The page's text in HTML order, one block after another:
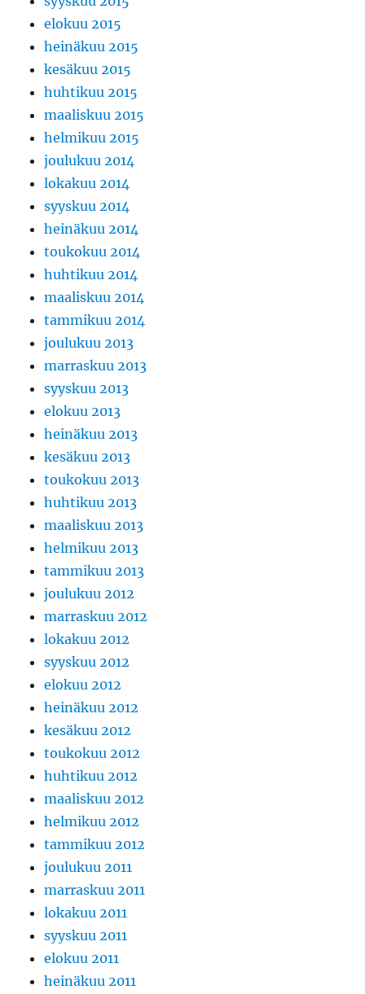
elokuu 2015
heinäkuu 2015
kesäkuu 2015
huhtikuu 2015
maaliskuu 2015
helmikuu 2015
joulukuu 2014
lokakuu 2014
syyskuu 2014
heinäkuu 2014
toukokuu 2014
huhtikuu 2014
maaliskuu 2014
tammikuu 2014
joulukuu 2013
marraskuu 2013
syyskuu 2013
elokuu 2013
heinäkuu 2013
kesäkuu 2013
toukokuu 2013
huhtikuu 2013
maaliskuu 2013
helmikuu 2013
tammikuu 2013
joulukuu 2012
marraskuu 2012
lokakuu 2012
syyskuu 2012
elokuu 2012
heinäkuu 2012
kesäkuu 2012
toukokuu 2012
huhtikuu 2012
maaliskuu 2012
helmikuu 2012
tammikuu 2012
joulukuu 2011
marraskuu 2011
lokakuu 2011
syyskuu 2011
elokuu 2011
heinäkuu 2011